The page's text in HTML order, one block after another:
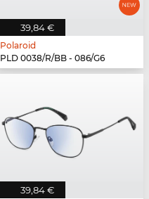
39,84 €
Polaroid
PLD 0038/R/BB - 086/G6
39,84 €